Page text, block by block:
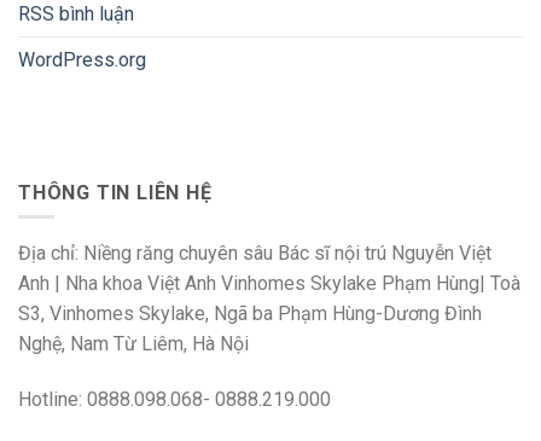
RSS bình luận
WordPress.org
THÔNG TIN LIÊN HỆ
Địa chỉ: Niềng răng chuyên sâu Bác sĩ nội trú Nguyễn Việt
Anh | Nha khoa Việt Anh Vinhomes Skylake Phạm Hùng| Toà
S3, Vinhomes Skylake, Ngã ba Phạm Hùng-Dương Đình
Nghệ, Nam Từ Liêm, Hà Nội
Hotline: 0888.098.068- 0888.219.000